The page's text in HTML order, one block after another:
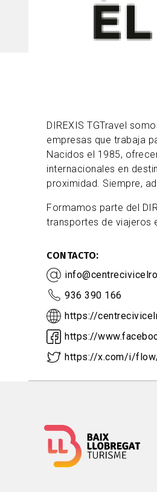
DIREXIS TGTravel
empresas que trabaja
Nacidos el 1985,
internacionales en
proximidad. Siempre,
Formamos parte del
transportes de viajeros
CONTACTO
936 390 166
https://
https://
https://x.com/i/